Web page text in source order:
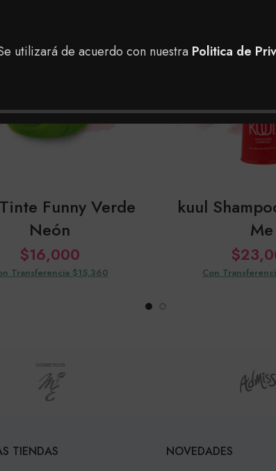
utilizará de acuerdo con nuestra Politica de
Funny Verde
Neón
$16,000
Transferencia $15,360
kuul
Me
$
Con
TIENDAS NOVEDADES